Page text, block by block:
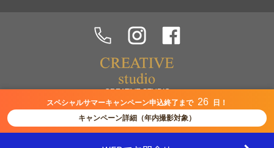
CREATIVE STUDIO
沖縄県中頭郡北谷町美浜9番地7 PLAZA F 2階
©All Rights Reserved.
スペシャルサマーキャンペーン申込終了まで 26
日！
キャンペーン詳細（年内撮影対象）